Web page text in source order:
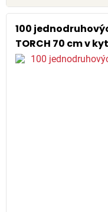
100
TORCH 70 cm v